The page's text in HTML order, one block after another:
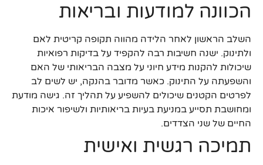
הכוונה למודעות ובריאות
השלב הראשון לאחר הלידה מהווה תקופה קריטית לאם
ולתינוק. ישנה חשיבות רבה להקפיד על בדיקות רפואיות
שיכולות להקנות מידע חיוני על מצבה הבריאותי של האם
והשפעתה על התינוק. כאשר מדובר בהנקה, יש לשים לב
לפרטים הקטנים שיכולים להשפיע על תהליך זה. גישה מודעת
ומחושבת תסייע במניעת בעיות בריאותיות ולשיפור איכות
החיים של שני הצדדים.
תמיכה רגשית ואישית